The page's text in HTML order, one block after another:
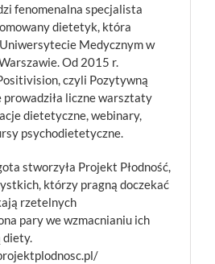
fenomenalna specjalista
dietetyk, która
Medycznym w
Od 2015 r.
czyli Pozytywną
liczne warsztaty
dietetyczne, webinary,
psychodietetyczne.
stworzyła Projekt Płodność,
którzy pragną doczekać
rzetelnych
pary we wzmacnianiu ich
diety.